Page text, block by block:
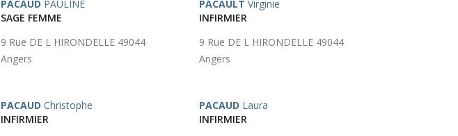
PACAUD PAULINE
SAGE FEMME
9 Rue DE L HIRONDELLE 49044
Angers
PACAULT Virginie
INFIRMIER
9 Rue DE L HIRONDELLE 49044
Angers
PACAUD Christophe
INFIRMIER
PACAUD Laura
INFIRMIER